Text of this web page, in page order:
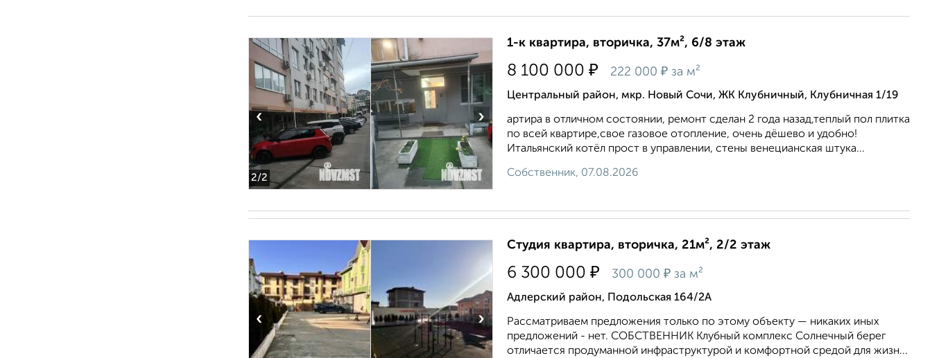
2/2
‹ ›
1-к квартира, вторичка, 37м², 6/8 этаж
8 100 000 ₽ 222 000 ₽ за м²
Центральный район, мкр. Новый Сочи, ЖК Клубничный, Клубничная 1/19
артира в отличном состоянии, ремонт сделан 2 года назад,теплый пол плитка
по всей квартире,свое газовое отопление, очень дёшево и удобно!
Итальянский котёл прост в управлении, стены венецианская штука...
Собственник, 07.08.2026
‹ ›
Студия квартира, вторичка, 21м², 2/2 этаж
6 300 000 ₽ 300 000 ₽ за м²
Адлерский район, Подольская 164/2А
Рассматриваем предложения только по этому объекту — никаких иных
предложений - нет. СОБСТВЕННИК Клубный комплекс Солнечный берег
отличается продуманной инфраструктурой и комфортной средой для жизн...